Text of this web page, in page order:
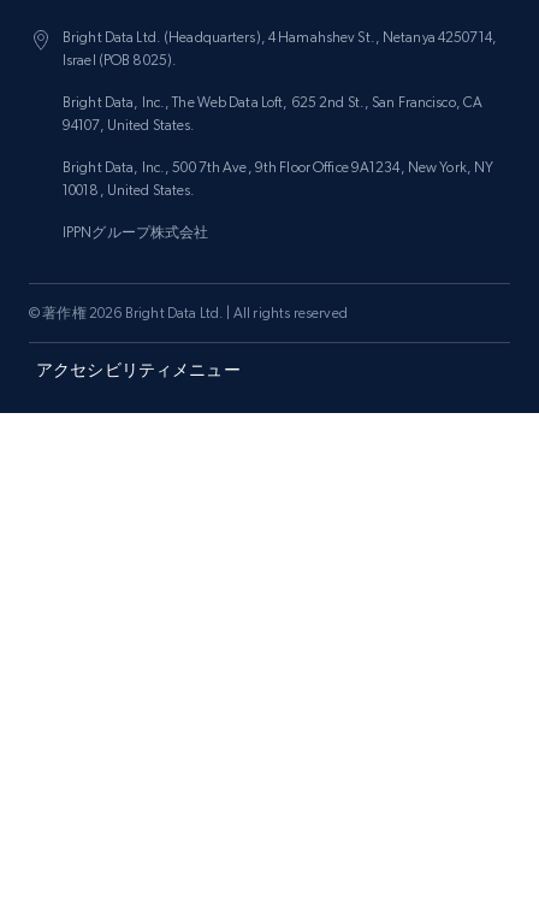
Bright Data Ltd. (Headquarters), 4 Hamahshev St., Netanya 4250714,
Israel (POB 8025).
Bright Data, Inc., The Web Data Loft, 625 2nd St., San Francisco, CA
94107, United States.
Bright Data, Inc., 500 7th Ave, 9th Floor Office 9A1234, New York, NY
10018, United States.
IPPNグループ株式会社
アクセシビリティメニュー
© 著作権 2026 Bright Data Ltd. | All rights reserved